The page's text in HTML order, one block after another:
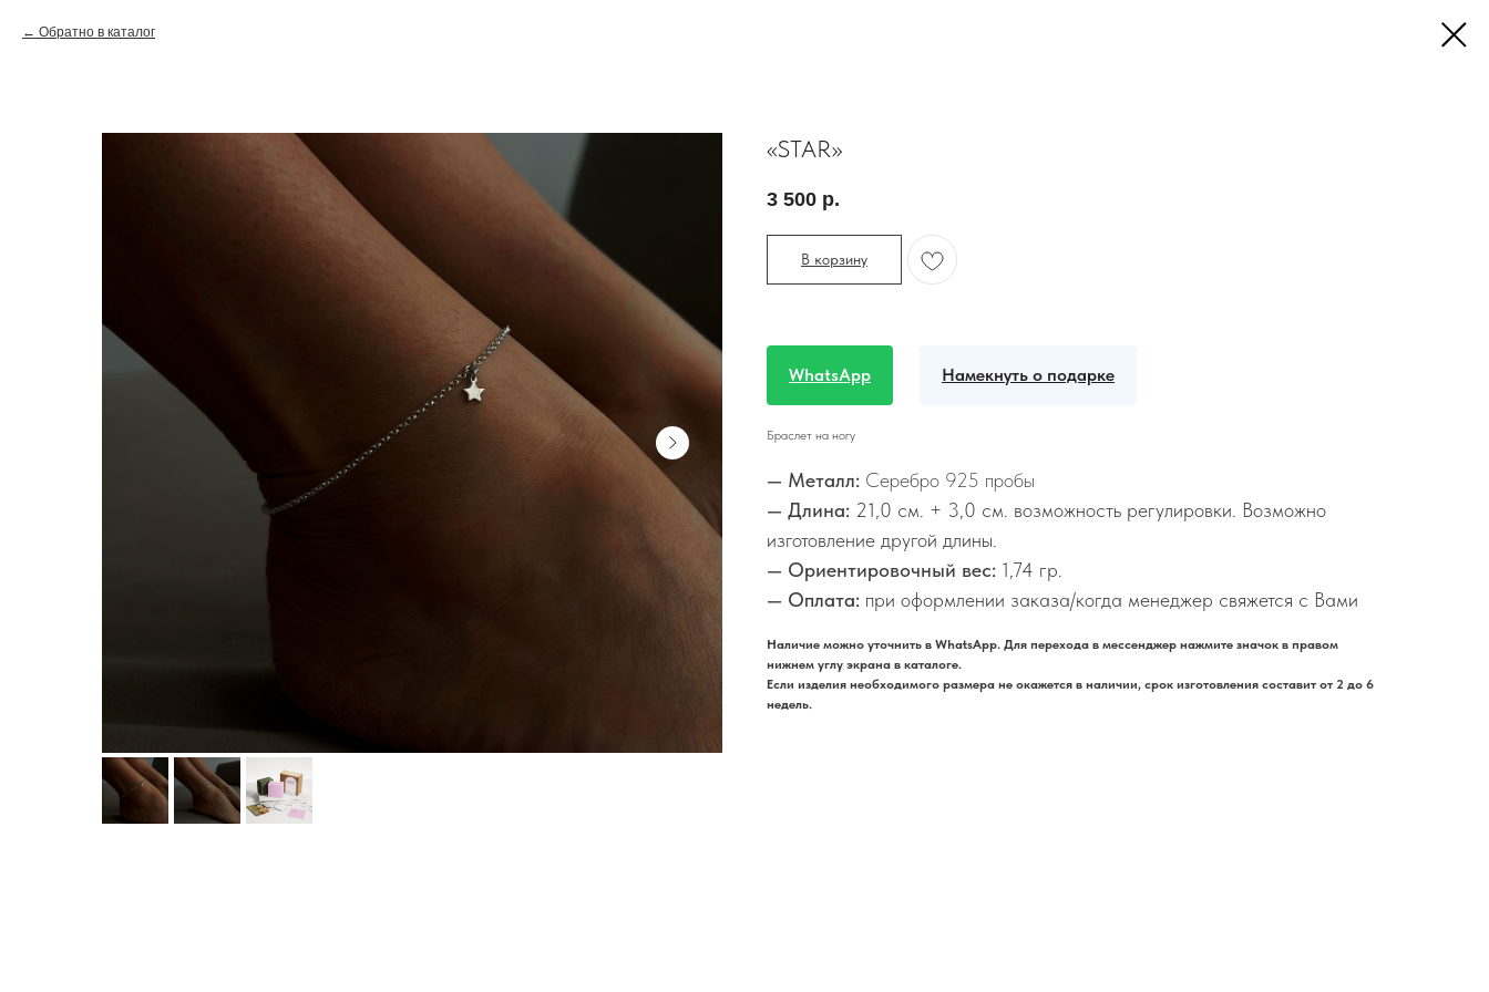
Обратно в каталог
«STAR»
3 500 р.
В корзину
WhatsApp Намекнуть о подарке
Браслет на ногу
— Металл: Серебро 925 пробы
— Длина: 21,0 см. + 3,0 см. возможность регулировки. Возможно
изготовление другой длины.
— Ориентировочный вес: 1,74 гр.
— Оплата: при оформлении заказа/когда менеджер свяжется с Вами
Наличие можно уточнить в WhatsApp. Для перехода в мессенджер нажмите значок в правом
нижнем углу экрана в каталоге.
Если изделия необходимого размера не окажется в наличии, срок изготовления составит от 2 до 6
недель.